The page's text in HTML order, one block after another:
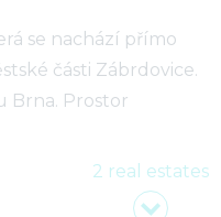
se nachází přímo
části Zábrdovice.
Brna. Prostor
2 real estates